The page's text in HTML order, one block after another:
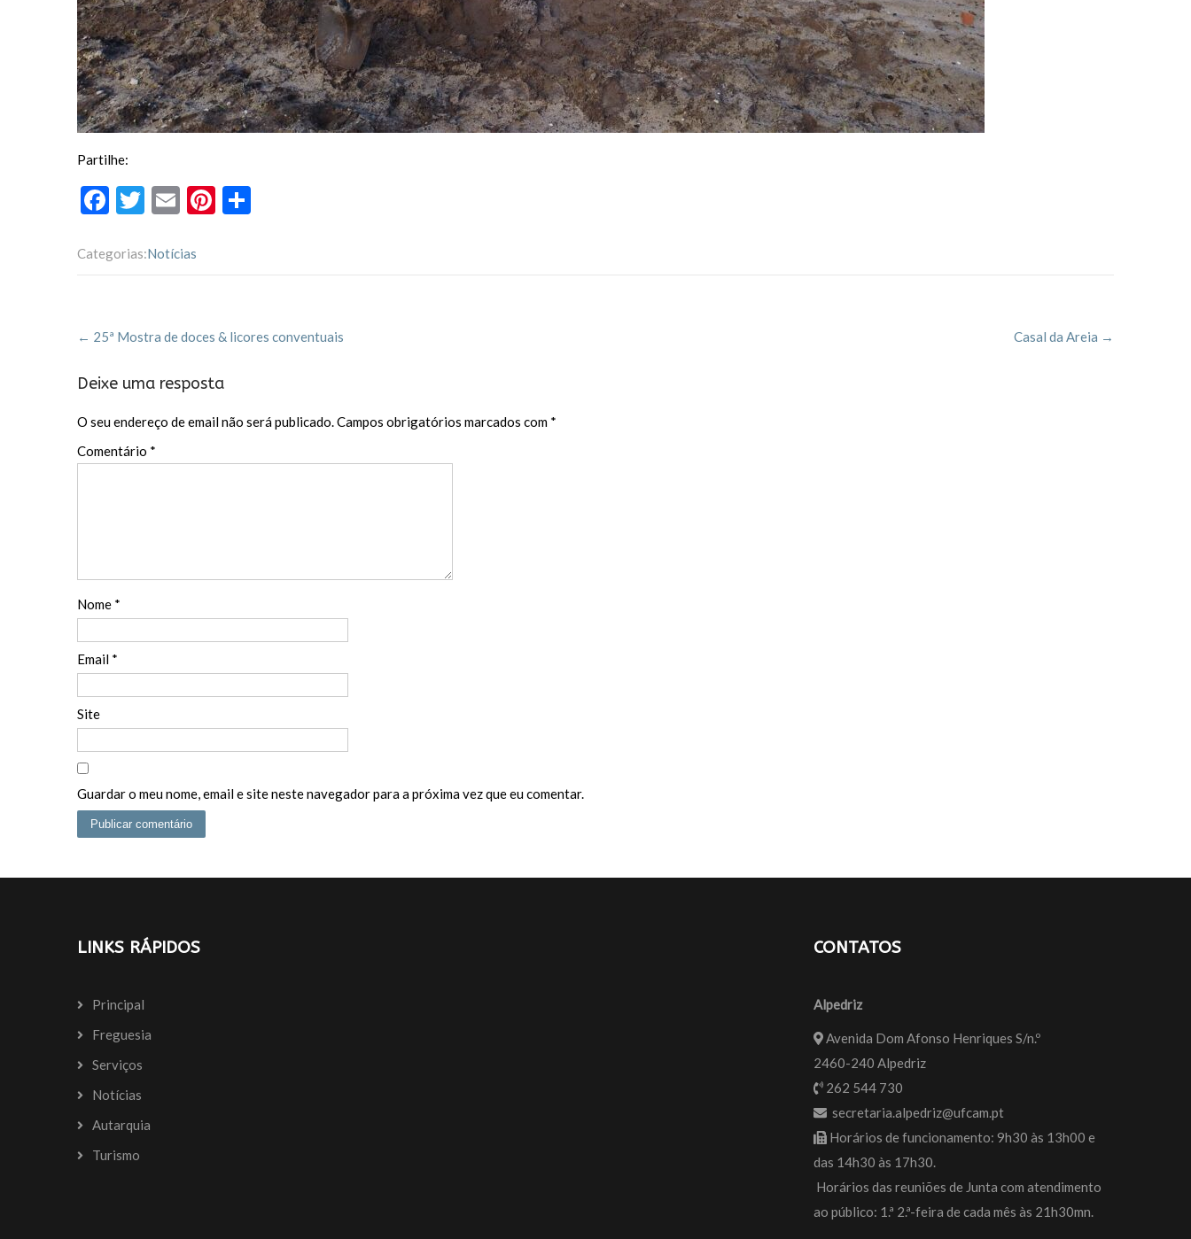
Partilhe:
F
e
o
T
itt
E
ai
Pi
Categorias:Notícias
navigation
← 25ª Mostra de doces & licores conventuais Casal da Areia →
Deixe uma resposta
O seu endereço de email não será publicado.Campos obrigatórios marcados com *
Comentário *
Nome *
Email *
Site
Guardar o meu nome, email e site neste navegador para a próxima vez que eu comentar.
LINKS RÁPIDOS
Principal
Freguesia
Serviços
Notícias
Autarquia
Turismo
CONTATOS
Alpedriz
Avenida Dom Afonso Henriques S/n.º
2460-240 Alpedriz
262 544 730
secretaria.alpedriz@ufcam.pt
Horários de funcionamento: 9h30 às 13h00 e
das 14h30 às 17h30.
Horários das reuniões de Junta com atendimento
ao público: 1.ª 2.ª-feira de cada mês às 21h30mn.